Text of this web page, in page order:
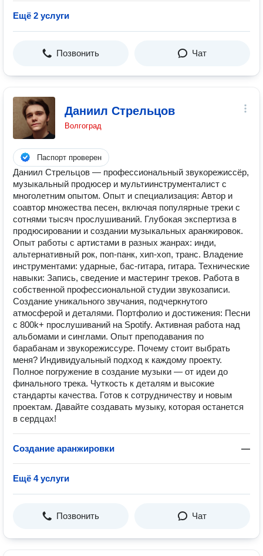
Ещё 2 услуги
Позвонить Чат
Даниил Стрельцов
Волгоград
Паспорт проверен
Даниил Стрельцов — профессиональный звукорежиссёр,
музыкальный продюсер и мультиинструменталист с
многолетним опытом. Опыт и специализация: Автор и
соавтор множества песен, включая популярные треки с
сотнями тысяч прослушиваний. Глубокая экспертиза в
продюсировании и создании музыкальных аранжировок.
Опыт работы с артистами в разных жанрах: инди,
альтернативный рок, поп-панк, хип-хоп, транс. Владение
инструментами: ударные, бас-гитара, гитара. Технические
навыки: Запись, сведение и мастеринг треков. Работа в
собственной профессиональной студии звукозаписи.
Создание уникального звучания, подчеркнутого
атмосферой и деталями. Портфолио и достижения: Песни
с 800k+ прослушиваний на Spotify. Активная работа над
альбомами и синглами. Опыт преподавания по
барабанам и звукорежиссуре. Почему стоит выбрать
меня? Индивидуальный подход к каждому проекту.
Полное погружение в создание музыки — от идеи до
финального трека. Чуткость к деталям и высокие
стандарты качества. Готов к сотрудничеству и новым
проектам. Давайте создавать музыку, которая останется
в сердцах!
Создание аранжировки —
Ещё 4 услуги
Позвонить Чат